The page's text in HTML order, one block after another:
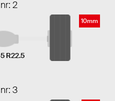
2
R22.5
10mm
3